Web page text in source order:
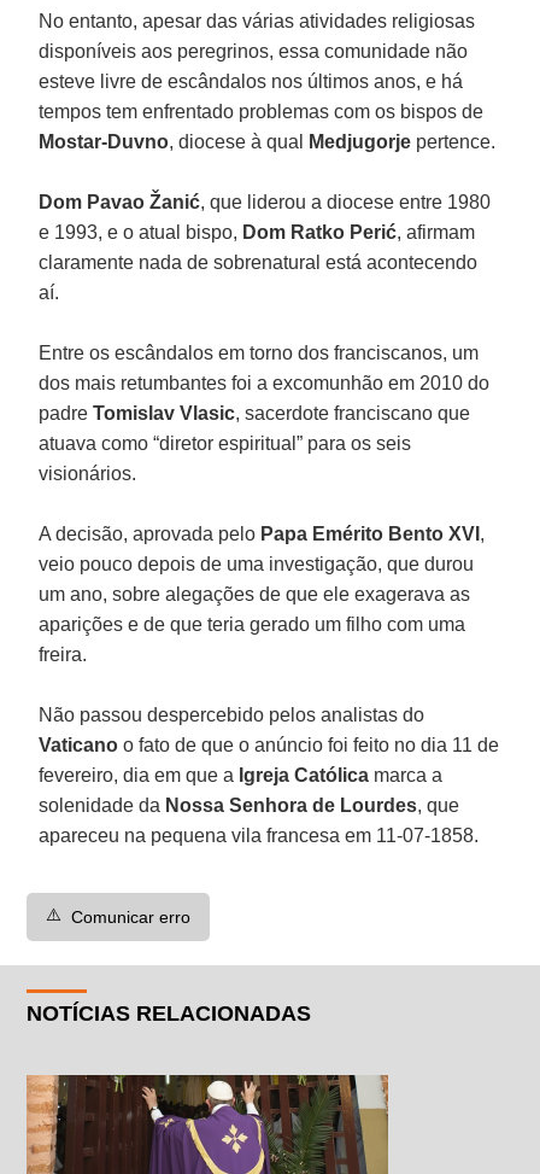
No entanto, apesar das várias atividades religiosas
disponíveis aos peregrinos, essa comunidade não
esteve livre de escândalos nos últimos anos, e há
tempos tem enfrentado problemas com os bispos de
Mostar-Duvno, diocese à qual Medjugorje pertence.
Dom Pavao Žanić, que liderou a diocese entre 1980
e 1993, e o atual bispo, Dom Ratko Perić, afirmam
claramente nada de sobrenatural está acontecendo
aí.
Entre os escândalos em torno dos franciscanos, um
dos mais retumbantes foi a excomunhão em 2010 do
padreTomislav Vlasic, sacerdote franciscano que
atuava como “diretor espiritual” para os seis
visionários.
A decisão, aprovada pelo Papa Emérito Bento XVI ,
veio pouco depois de uma investigação, que durou
um ano, sobre alegações de que ele exagerava as
aparições e de que teria gerado um filho com uma
freira.
Não passou despercebido pelos analistas do
Vaticano o fato de que o anúncio foi feito no dia 11 de
fevereiro, dia em que a Igreja Católica marca a
solenidade da Nossa Senhora de Lourdes, que
apareceu na pequena vila francesa em 11-07-1858.
⚠️ Comunicar erro
NOTÍCIAS RELACIONADAS